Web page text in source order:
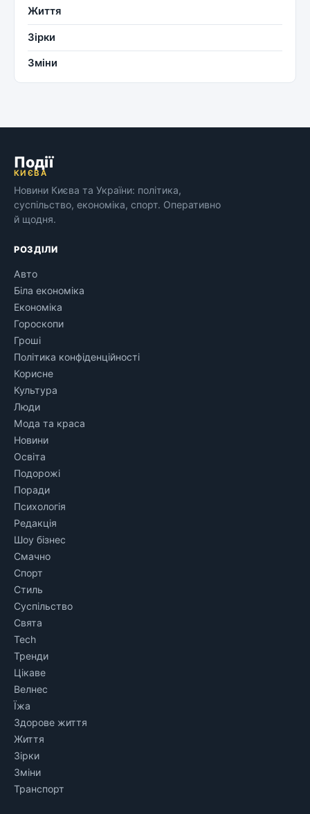
Життя
Зірки
Зміни
Події
КИЄВА
Новини Києва та України: політика,
суспільство, економіка, спорт. Оперативно
й щодня.
РОЗДІЛИ
Авто
Біла економіка
Економіка
Гороскопи
Гроші
Політика конфіденційності
Корисне
Культура
Люди
Мода та краса
Новини
Освіта
Подорожі
Поради
Психологія
Редакція
Шоу бізнес
Смачно
Спорт
Стиль
Суспільство
Свята
Tech
Тренди
Цікаве
Велнес
Їжа
Здорове життя
Життя
Зірки
Зміни
Транспорт